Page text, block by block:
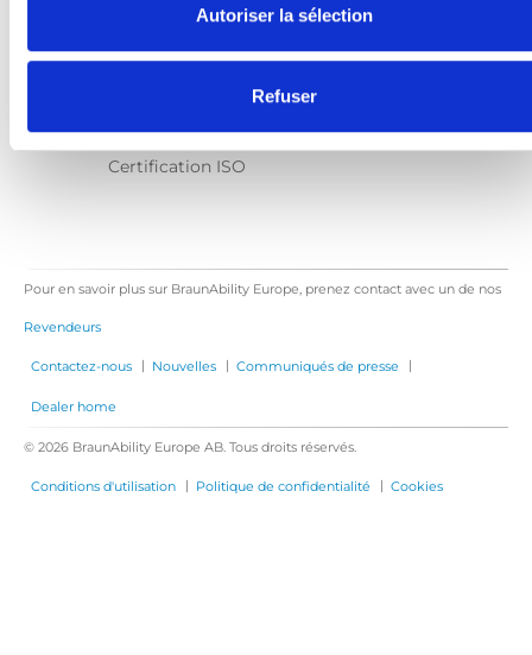
Autoriser la sélection
Refuser
À propos de nous
Travailler chez BraunAbility
Contactez-nous
Certification ISO
Pour en savoir plus sur BraunAbility Europe, prenez contact avec un de nos
Revendeurs
Contactez-nous | Nouvelles | Communiqués de presse |
Dealer home
© 2026 BraunAbility Europe AB. Tous droits réservés.
Conditions d'utilisation | Politique de confidentialité | Cookies